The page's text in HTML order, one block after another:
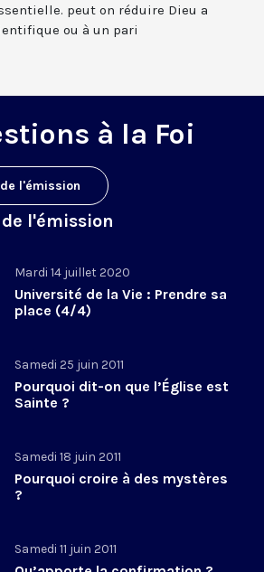
peut on réduire Dieu a
ou à un pari
à la Foi
l'émission
l'émission
Mardi 14 juillet 2020
Université de la Vie : Prendre sa
place (4/4)
Samedi 25 juin 2011
Pourquoi dit-on que l’Église est
Sainte ?
Samedi 18 juin 2011
Pourquoi croire à des mystères
?
Samedi 11 juin 2011